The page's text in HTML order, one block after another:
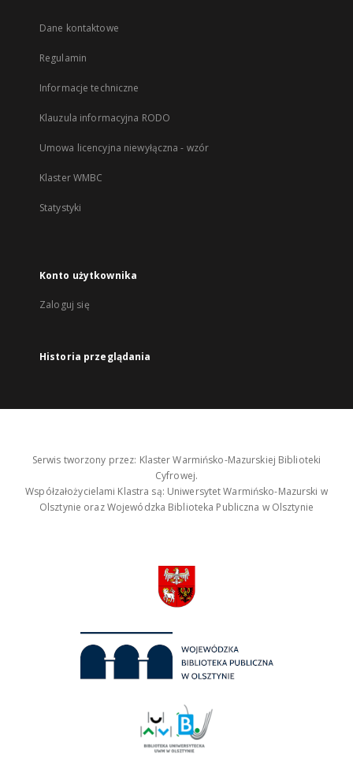
Dane kontaktowe
Regulamin
Informacje techniczne
Klauzula informacyjna RODO
Umowa licencyjna niewyłączna - wzór
Klaster WMBC
Statystyki
Konto użytkownika
Zaloguj się
Historia przeglądania
Serwis tworzony przez: Klaster Warmińsko-Mazurskiej Biblioteki
Cyfrowej.
Współzałożycielami Klastra są: Uniwersytet Warmińsko-Mazurski w
Olsztynie oraz Wojewódzka Biblioteka Publiczna w Olsztynie